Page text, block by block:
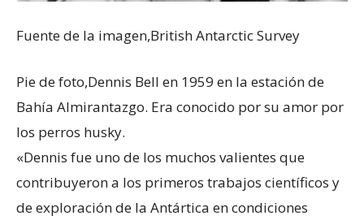
Fuente de la imagen,British Antarctic Survey
Pie de foto,Dennis Bell en 1959 en la estación de
Bahía Almirantazgo. Era conocido por su amor por
los perros husky.
«Dennis fue uno de los muchos valientes que
contribuyeron a los primeros trabajos científicos y
de exploración de la Antártica en condiciones